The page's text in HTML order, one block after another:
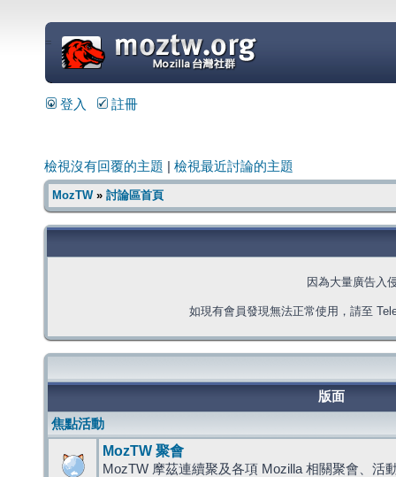
=
登入 註冊
檢視沒有回覆的主題 檢視最近討論的主題
MozTW» 討論區首頁
因為大量廣告入
如現有會員發現無法正常使用，請至
版面
焦點活動
MozTW 聚會
MozTW 摩茲連續聚及各項 Mozilla 相關聚會、活